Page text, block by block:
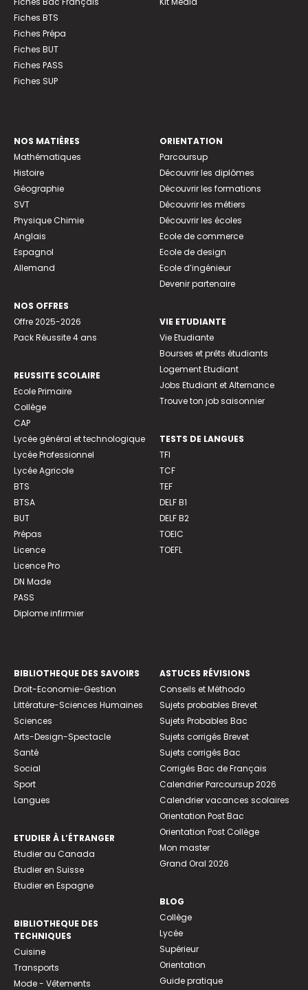
Fiches BTS
Fiches Prépa
Fiches BUT
Fiches PASS
Fiches SUP
NOS MATIÈRES
Mathématiques
Histoire
Géographie
SVT
Physique Chimie
Anglais
Espagnol
Allemand
NOS OFFRES
Offre 2025-2026
Pack Réussite 4 ans
REUSSITE SCOLAIRE
Ecole Primaire
Collège
CAP
Lycée général et technologique
Lycée Professionnel
Lycée Agricole
BTS
BTSA
BUT
Prépas
Licence
Licence Pro
DN Made
PASS
Diplome infirmier
ORIENTATION
Parcoursup
Découvrir les diplômes
Découvrir les formations
Découvrir les métiers
Découvrir les écoles
Ecole de commerce
Ecole de design
Ecole d’ingénieur
Devenir partenaire
VIE ETUDIANTE
Vie Etudiante
Bourses et prêts étudiants
Logement Etudiant
Jobs Etudiant et Alternance
Trouve ton job saisonnier
TESTS DE LANGUES
TFI
TCF
TEF
DELF B1
DELF B2
TOEIC
TOEFL
BIBLIOTHEQUE DES SAVOIRS
Droit-Economie-Gestion
Littérature-Sciences Humaines
Sciences
Arts-Design-Spectacle
Santé
Social
Sport
Langues
ETUDIER À L’ÉTRANGER
Etudier au Canada
Etudier en Suisse
Etudier en Espagne
BIBLIOTHEQUE DES
TECHNIQUES
Cuisine
Transports
Mode - Vêtements
ASTUCES RÉVISIONS
Conseils et Méthodo
Sujets probables Brevet
Sujets Probables Bac
Sujets corrigés Brevet
Sujets corrigés Bac
Corrigés Bac de Français
Calendrier Parcoursup 2026
Calendrier vacances scolaires
Orientation Post Bac
Orientation Post Collège
Mon master
Grand Oral 2026
BLOG
Collège
Lycée
Supérieur
Orientation
Guide pratique